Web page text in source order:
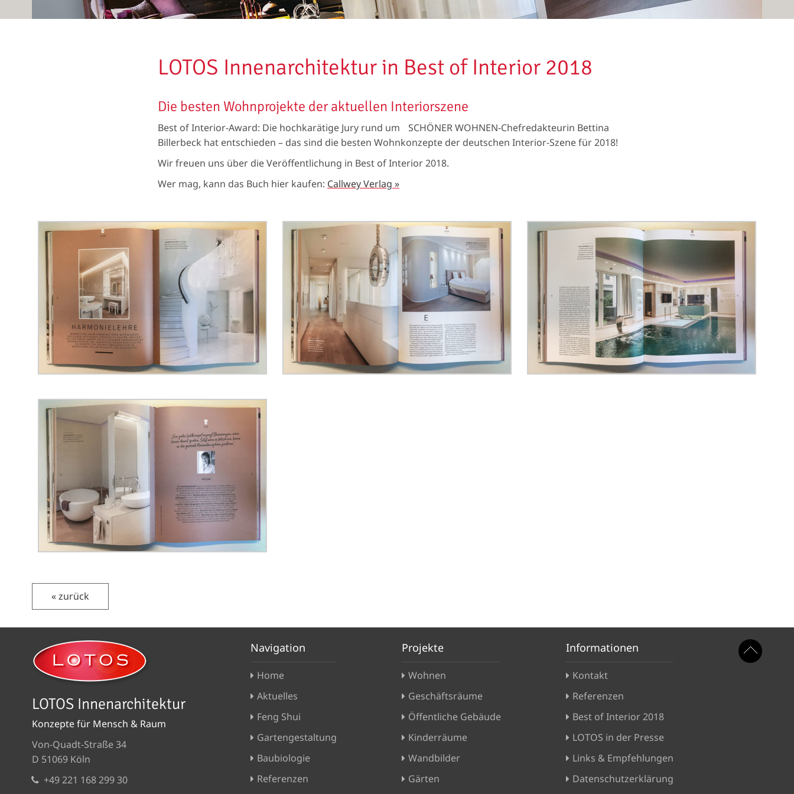
LOTOS Innenarchitektur in Best of Interior 2018
Die besten Wohnprojekte der aktuellen Interiorszene
Best of Interior-Award: Die hochkarätige Jury rund um SCHÖNER WOHNEN-Chefredakteurin Bettina
Billerbeck hat entschieden – das sind die besten Wohnkonzepte der deutschen Interior-Szene für 2018!
Wir freuen uns über die Veröffentlichung in Best of Interior 2018.
Wer mag, kann das Buch hier kaufen: Callwey Verlag »
« zurück
LOTOS Innenarchitektur
Konzepte für Mensch & Raum
Von-Quadt-Straße 34
D 51069 Köln
+49 221 168 299 30
Navigation
Home
Aktuelles
Feng Shui
Gartengestaltung
Baubiologie
Referenzen
Projekte
Wohnen
Geschäftsräume
Öffentliche Gebäude
Kinderräume
Wandbilder
Gärten
Informationen
Kontakt
Referenzen
Best of Interior 2018
LOTOS in der Presse
Links & Empfehlungen
Datenschutzerklärung